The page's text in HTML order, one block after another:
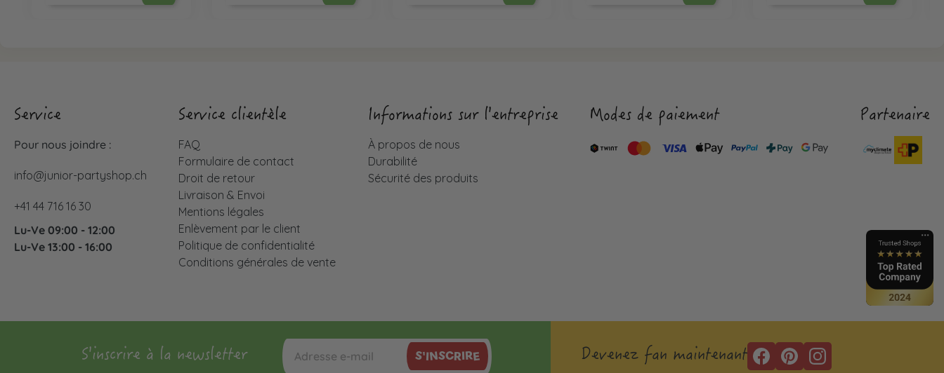
Service
Pour nous joindre :
info@junior-partyshop.ch
+41 44 716 16 30
Lu-Ve 09:00 - 12:00
Lu-Ve 13:00 - 16:00
Service clientèle
FAQ
Formulaire de contact
Droit de retour
Livraison & Envoi
Mentions légales
Enlèvement par le client
Politique de confidentialité
Conditions générales de vente
Informations sur l'entreprise
À propos de nous
Durabilité
Sécurité des produits
Modes de paiement Partenaire
S'inscrire à la newsletter S'INSCRIRE Devenez fan maintenant